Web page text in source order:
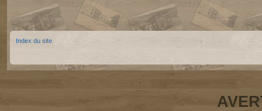
Index du site